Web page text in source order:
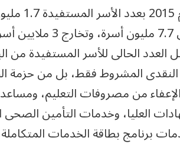
الماضية خدم
المشروط فقط، بل من حزمة
من مصروفات التعليم،
العليا، وخدمات التأمين الصحى
برنامج بطاقة الخدمات